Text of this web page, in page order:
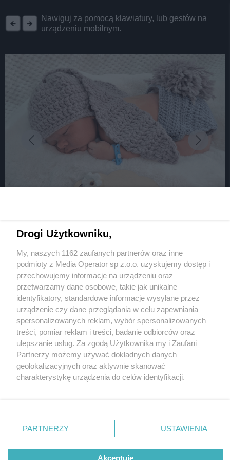
Nawiguj za pomocą klawiatury, lub gestów na
urządzeniu mobilnym.
porodówki [GALERIA]
3 / 28
Oskar
Wydawca mediów lokalnych
Nie zapomnij
zapoznać się z:
polityką prywatności regulamin korzystania z portali
Twojemiasto
Piekary Śląskie
Chorzów
Tarnowskie Góry
Gliwice
Skontakuj sięz nami
Kontakt
Wydawca
Redakcja
Drogi Użytkowniku,
My, naszych 1162 zaufanych partnerów oraz inne
podmioty z Media Operator sp z.o.o. uzyskujemy dostęp i
przechowujemy informacje na urządzeniu oraz
przetwarzamy dane osobowe, takie jak unikalne
identyfikatory, standardowe informacje wysyłane przez
urządzenie czy dane przeglądania w celu zapewniania
spersonalizowanych reklam, wybór spersonalizowanych
treści, pomiar reklam i treści, badanie odbiorców oraz
ulepszanie usług. Za zgodą Użytkownika my i Zaufani
Partnerzy możemy używać dokładnych danych
geolokalizacyjnych oraz aktywnie skanować
charakterystykę urządzenia do celów identyfikacji.
zmienić/wycofać klikając przycisk ustawień prywatności
znajdujący się w lewym dolnym rogu strony
rodzaje przetwarzania danych nie wymagają zgody
użytkownika, ale masz prawo sprzeciwić się takiemu
PARTNERZY USTAWIENIA
Akceptuję